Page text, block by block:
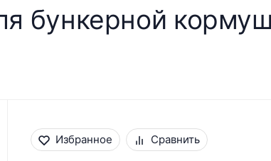
бункерной
Избранное Сравнить